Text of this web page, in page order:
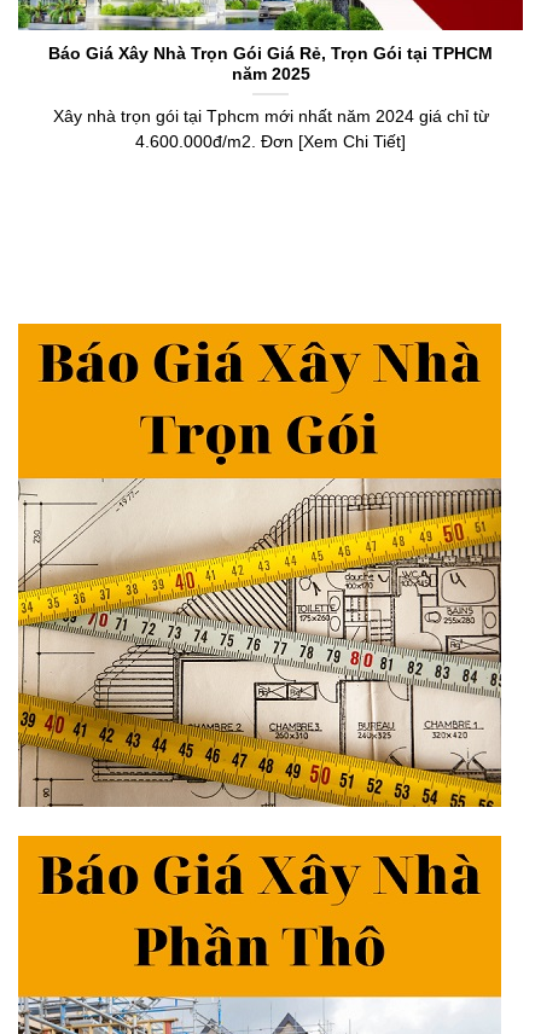
Báo Giá Xây Nhà Trọn Gói Giá Rẻ, Trọn Gói tại TPHCM
năm 2025
Xây nhà trọn gói tại Tphcm mới nhất năm 2024 giá chỉ từ
4.600.000đ/m2. Đơn [Xem Chi Tiết]